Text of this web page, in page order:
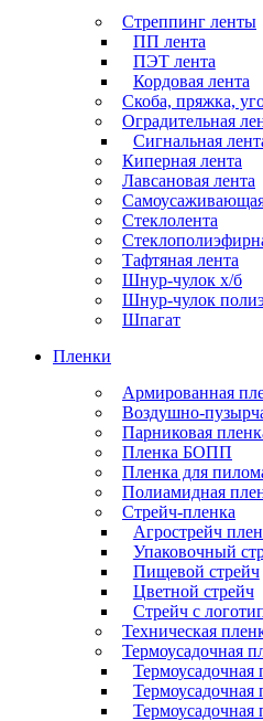
Стреппинг ленты
ПП лента
ПЭТ лента
Кордовая лента
Скоба, пряжка,
Оградительная
Сигнальная
Киперная лента
Лавсановая лента
Стеклолента
Тафтяная лента
Шнур-чулок х/б
Шнур-чулок
Шпагат
Пленки
Армированная
Воздушно-
Парниковая
Пленка БОПП
Пленка для
Полиамидная
Стрейч-пленка
Агрострейч
Упаковочный
Пищевой стрейч
Цветной стрейч
Стрейч с
Техническая
Термоусадочная